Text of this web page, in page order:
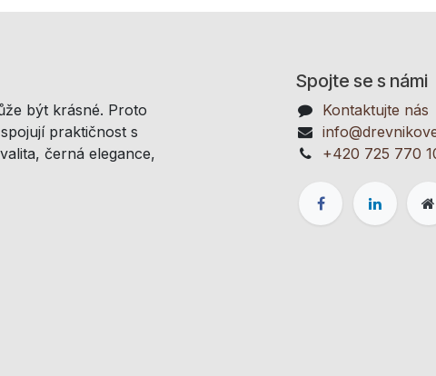
být krásné. Proto
praktičnost s
černá elegance,
Spojte se s námi
Kontaktujte nás
+420 725 770